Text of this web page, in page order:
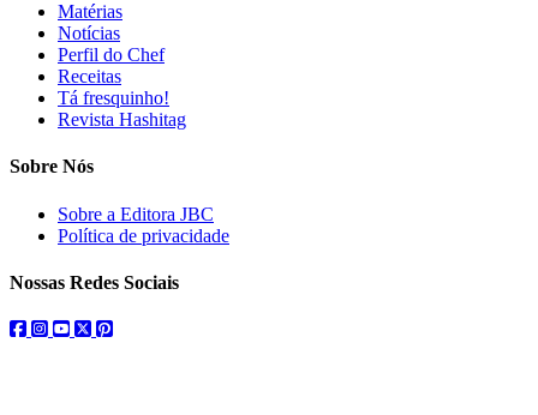
Matérias
Notícias
Perfil do Chef
Receitas
Tá fresquinho!
Revista Hashitag
Sobre Nós
Sobre a Editora JBC
Política de privacidade
Nossas Redes Sociais
facebook
instagram
youtube
twitterpinterest